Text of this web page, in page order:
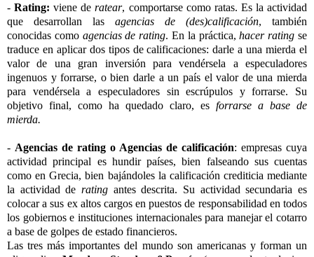
-Rating: viene deratear, comportarse como ratas. Es la actividad
que desarrollan las agencias de (des)calificación, también
conocidas como agencias de rating. En la práctica,hacer rating se
traduce en aplicar dos tipos de calificaciones: darle a una mierda el
valor de una gran inversión para vendérsela a especuladores
ingenuos y forrarse, o bien darle a un país el valor de una mierda
para vendérsela a especuladores sin escrúpulos y forrarse. Su
objetivo final, como ha quedado claro, es forrarse a base de
mierda.
- Agencias de rating o Agencias de calificación: empresas cuya
actividad principal es hundir países, bien falseando sus cuentas
como en Grecia, bien bajándoles la calificación crediticia mediante
la actividad de rating antes descrita. Su actividad secundaria es
colocar a sus ex altos cargos en puestos de responsabilidad en todos
los gobiernos e instituciones internacionales para manejar el cotarro
a base de golpes de estado financieros.
Las tres más importantes del mundo son americanas y forman un